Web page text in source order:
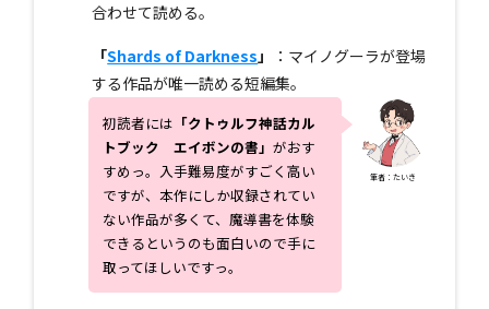
合わせて読める。
「Shards of Darkness」
：マイノグーラが登場
する作品が唯一読める短編集。
筆者：たいき
初読者には 「クトゥルフ神話カル
トブック エイボンの書 」がおす
すめっ。入手難易度がすごく高い
ですが、本作にしか収録されてい
ない作品が多くて、魔導書を体験
できるというのも面白いので手に
取ってほしいですっ。